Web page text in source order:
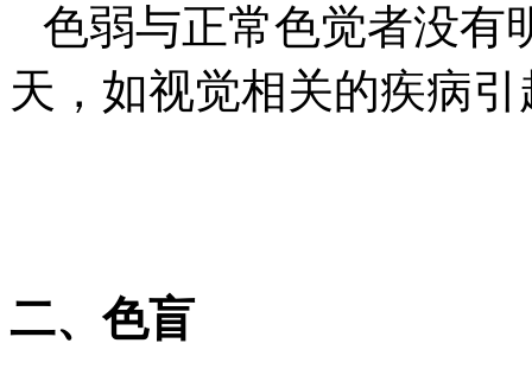
色弱与正常色觉者没有
天，如视觉相关的疾病
二、 色盲